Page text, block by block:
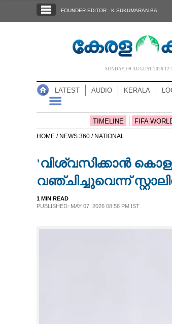
NOTIFIED NEWS
NEWS 360
CASE DIARY
FOUNDER EDITOR : K SUKUMARAN BA
SUNDAY, 09 AUGUST 2026
LATEST AUDIO KERALA
TIMELINE FIFA
HOME / NEWS 360 / NATIONAL
'വിശ്വസിക്കാന്‍
വഞ്ചിച്ചുവെന്ന്
1 MIN READ
PUBLISHED: MAY 07, 2026 08:58 PM IST